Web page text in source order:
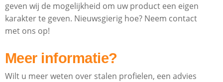
geven wij de mogelijkheid om uw product een eigen
karakter te geven. Nieuwsgierig hoe? Neem contact
met ons op!
Meer informatie?
Wilt u meer weten over stalen profielen, een advies